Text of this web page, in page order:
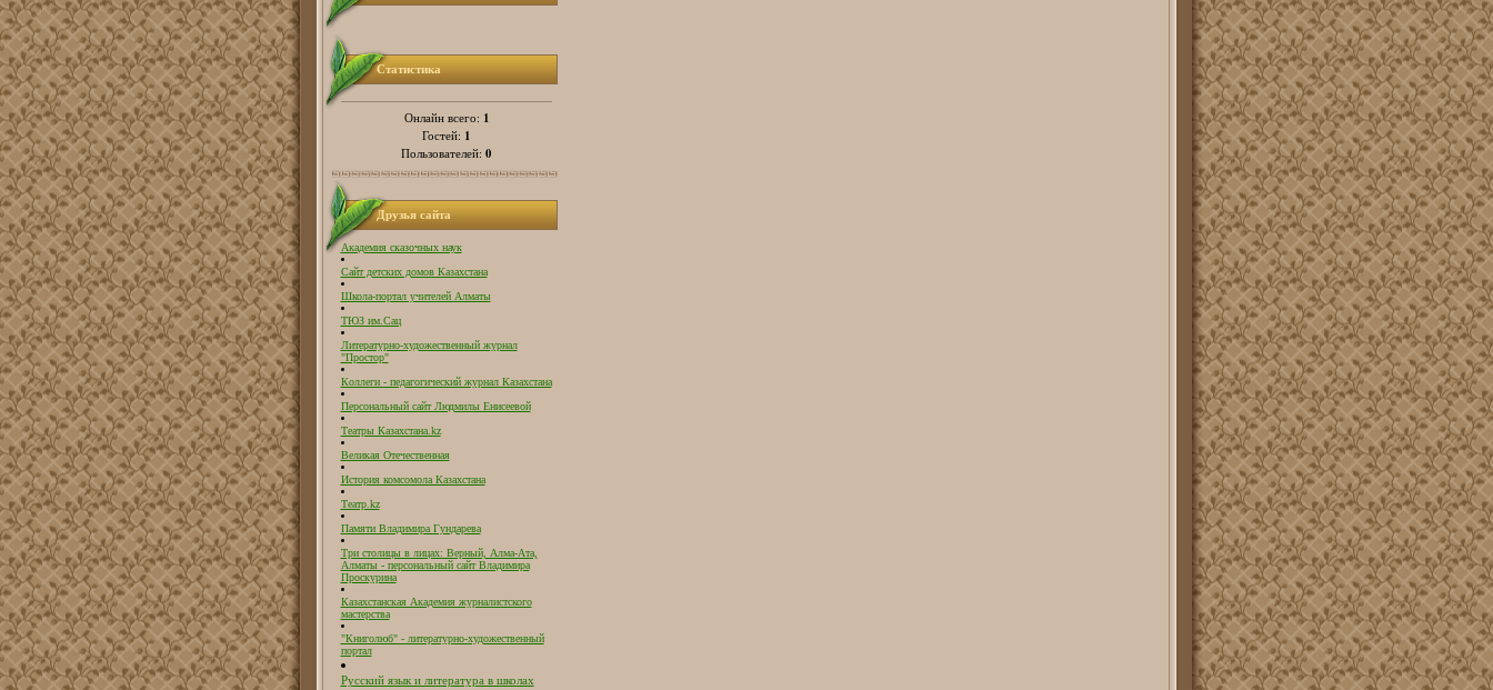
Статистика
Онлайн всего: 1
Гостей: 1
Пользователей: 0
Друзья сайта
Академия сказочных наук
Сайт детских домов Казахстана
Школа-портал учителей Алматы
ТЮЗ им.Сац
Литературно-художественный журнал
"Простор"
Коллеги - педагогический журнал Казахстана
Персональный сайт Людмилы Енисеевой
Театры Казахстана.kz
Великая Отечественная
История комсомола Казахстана
Театр.kz
Памяти Владимира Гундарева
Три столицы в лицах: Верный, Алма-Ата,
Алматы - персональный сайт Владимира
Проскурина
Казахстанская Академия журналистского
мастерства
"Книголюб" - литературно-художественный
портал
Русский язык и литература в школах